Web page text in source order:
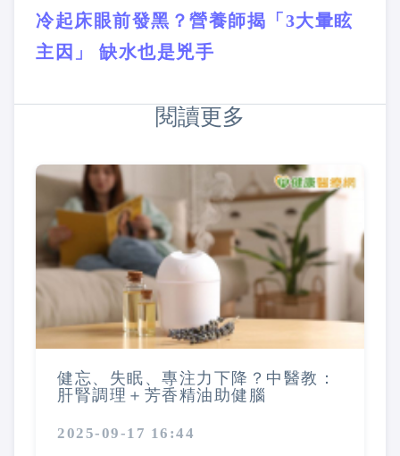
冷起床眼前發黑？營養師揭「3大暈眩
主因」 缺水也是兇手
閱讀更多
健忘、失眠、專注力下降？中醫教：
肝腎調理＋芳香精油助健腦
2025-09-17 16:44